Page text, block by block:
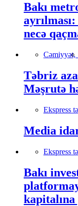
Bakı
necə
Cəmiyyət,
Təbriz
Məşrutə
Ekspress
Media
Ekspress
Bakı